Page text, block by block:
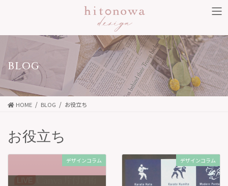
に
動
ョ
に
BLOG
HOME BLOG お役立ち
お役立ち
デザインコラム デザインコラム